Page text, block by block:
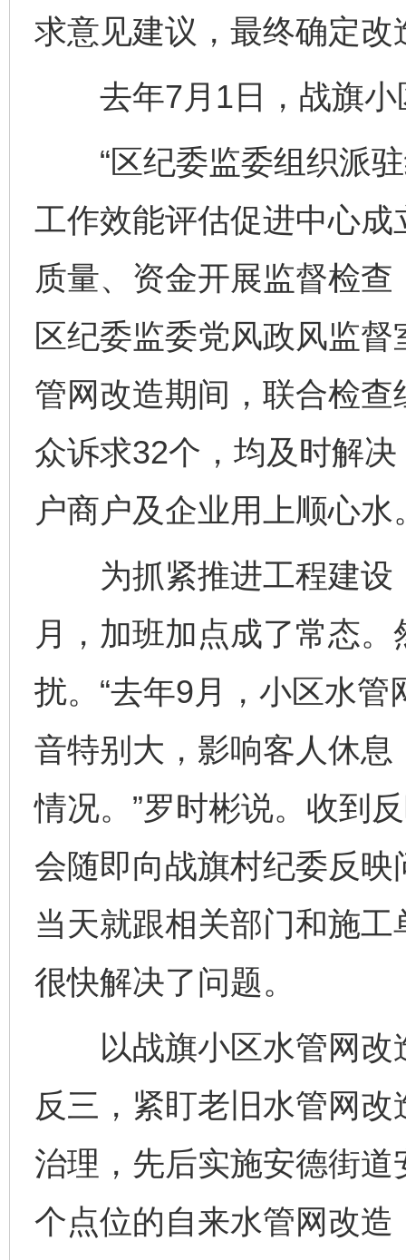
求意见建议，最终确定
去年7月1日，战旗小
“区纪委监委组织派驻
工作效能评估促进中心
质量、资金开展监督检
区纪委监委党风政风监
管网改造期间，联合检
众诉求32个，均及时解
户商户及企业用上顺心水
为抓紧推进工程建设
月，加班加点成了常态
扰。“去年9月，小区水
音特别大，影响客人休
情况。”罗时彬说。收到
会随即向战旗村纪委反
当天就跟相关部门和施
很快解决了问题。
以战旗小区水管网改
反三，紧盯老旧水管网
治理，先后实施安德街
个点位的自来水管网改